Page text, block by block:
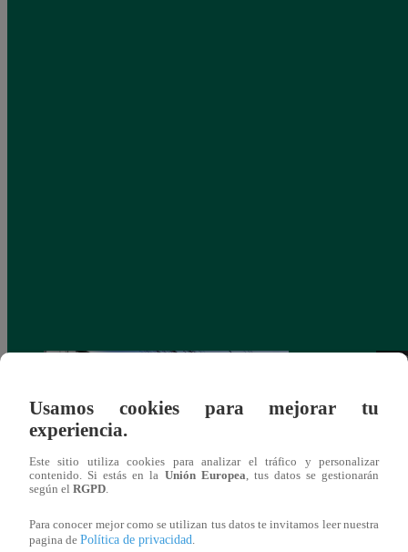
Asesinan a comerciante ferretero dentro de
galería en San Juan de Lurigancho
Usamos cookies para mejorar tu
experiencia.
Este sitio utiliza cookies para analizar el tráfico y personalizar
contenido. Si estás en la Unión Europea, tus datos se gestionarán
según el RGPD.
Para conocer mejor como se utilizan tus datos te invitamos leer nuestra
pagina de Política de privacidad.